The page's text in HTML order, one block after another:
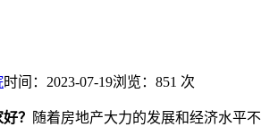
时间：2023-07-19浏览：851 次
？ 随着房地产大力的发展和经济水平